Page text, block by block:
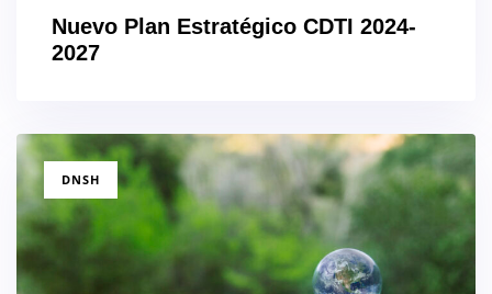
Nuevo Plan Estratégico CDTI 2024-
2027
TAGSDNSH